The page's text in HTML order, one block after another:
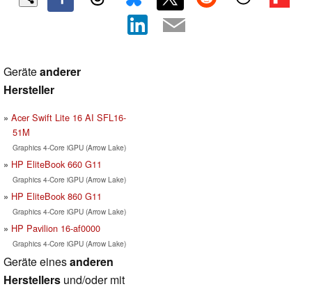
Geräteanderer
Hersteller
Acer Swift Lite 16 AI SFL16-
51M
Graphics 4-Core iGPU (Arrow Lake)
HP EliteBook 660 G11
Graphics 4-Core iGPU (Arrow Lake)
HP EliteBook 860 G11
Graphics 4-Core iGPU (Arrow Lake)
HP Pavilion 16-af0000
Graphics 4-Core iGPU (Arrow Lake)
Geräte einesanderen
Herstellers und/oder mit